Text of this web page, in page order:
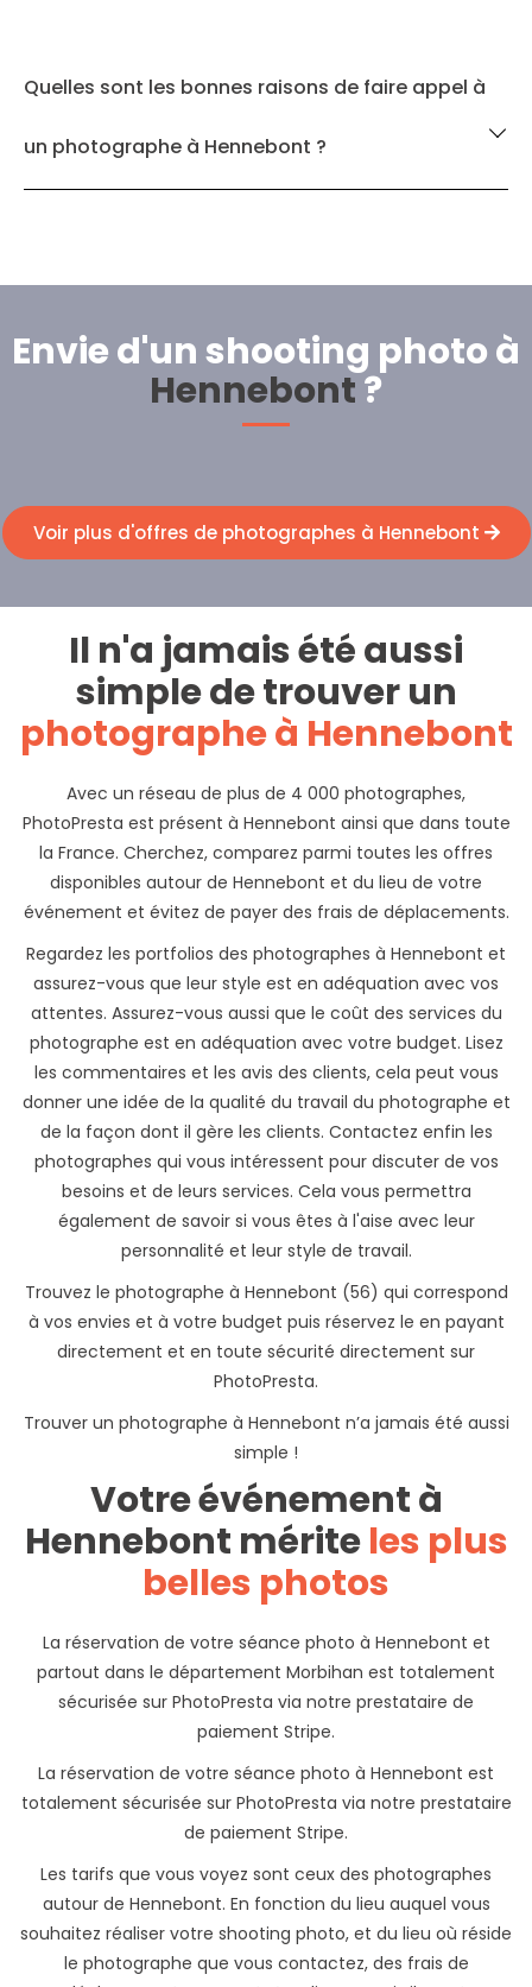
Quelles sont les bonnes raisons de faire appel à
un photographe à Hennebont ?
Envie d'un shooting photo à
Hennebont?
Voir plus d'offres de photographes à Hennebont
Il n'a jamais été aussi
simple de trouver un
photographe à Hennebont
Avec un réseau de plus de 4 000 photographes,
PhotoPresta est présent à Hennebont ainsi que dans toute
la France. Cherchez, comparez parmi toutes les offres
disponibles autour de Hennebont et du lieu de votre
événement et évitez de payer des frais de déplacements.
Regardez les portfolios des photographes à Hennebont et
assurez-vous que leur style est en adéquation avec vos
attentes. Assurez-vous aussi que le coût des services du
photographe est en adéquation avec votre budget. Lisez
les commentaires et les avis des clients, cela peut vous
donner une idée de la qualité du travail du photographe et
de la façon dont il gère les clients. Contactez enfin les
photographes qui vous intéressent pour discuter de vos
besoins et de leurs services. Cela vous permettra
également de savoir si vous êtes à l'aise avec leur
personnalité et leur style de travail.
Trouvez le photographe à Hennebont (56) qui correspond
à vos envies et à votre budget puis réservez le en payant
directement et en toute sécurité directement sur
PhotoPresta.
Trouver un photographe à Hennebont n’a jamais été aussi
simple !
Votre événement à
Hennebont mériteles plus
belles photos
La réservation de votre séance photo à Hennebont et
partout dans le département Morbihan est totalement
sécurisée sur PhotoPresta via notre prestataire de
paiement Stripe.
La réservation de votre séance photo à Hennebont est
totalement sécurisée sur PhotoPresta via notre prestataire
de paiement Stripe.
Les tarifs que vous voyez sont ceux des photographes
autour de Hennebont. En fonction du lieu auquel vous
souhaitez réaliser votre shooting photo, et du lieu où réside
le photographe que vous contactez, des frais de